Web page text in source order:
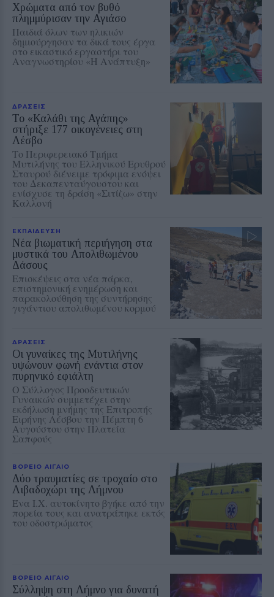
Χρώματα από τον βυθό
πλημμύρισαν την Αγιάσο
Παιδιά όλων των ηλικιών
δημιούργησαν τα δικά τους έργα
στο εικαστικό εργαστήρι του
Αναγνωστηρίου «Η Ανάπτυξη»
ΔΡΑΣΕΙΣ
Το «Καλάθι της Αγάπης»
στήριξε 177 οικογένειες στη
Λέσβο
Το Περιφερειακό Τμήμα
Μυτιλήνης του Ελληνικού Ερυθρού
Σταυρού διένειμε τρόφιμα ενόψει
του Δεκαπενταύγουστου και
ενίσχυσε τη δράση «Σιτίζω» στην
Καλλονή
ΕΚΠΑΙΔΕΥΣΗ
Νέα βιωματική περιήγηση στα
μυστικά του Απολιθωμένου
Δάσους
Επισκέψεις στα νέα πάρκα,
επιστημονική ενημέρωση και
παρακολούθηση της συντήρησης
γιγάντιου απολιθωμένου κορμού
ΔΡΑΣΕΙΣ
Οι γυναίκες της Μυτιλήνης
υψώνουν φωνή ενάντια στον
πυρηνικό εφιάλτη
Ο Σύλλογος Προοδευτικών
Γυναικών συμμετέχει στην
εκδήλωση μνήμης της Επιτροπής
Ειρήνης Λέσβου την Πέμπτη 6
Αυγούστου στην Πλατεία
Σαπφούς
ΒΟΡΕΙΟ ΑΙΓΑΙΟ
Δύο τραυματίες σε τροχαίο στο
Λιβαδοχώρι της Λήμνου
Ένα Ι.Χ. αυτοκίνητο βγήκε από την
πορεία τους και ανατράπηκε εκτός
του οδοστρώματος
ΒΟΡΕΙΟ ΑΙΓΑΙΟ
Σύλληψη στη Λήμνο για δυνατή